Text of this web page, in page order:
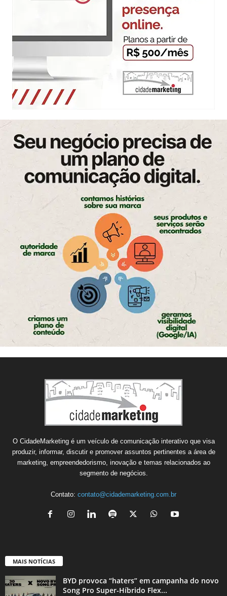
O CidadeMarketing é um veículo de comunicação interativo que visa
produzir, informar, discutir e promover assuntos pertinentes a área de
marketing, empreendedorismo, inovação e temas relacionados ao
segmento de negócios.
Contato: contato@cidademarketing.com.br
MAIS NOTÍCIAS
BYD provoca “haters” em campanha do novo
Song Pro Super-Híbrido Flex...